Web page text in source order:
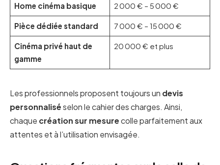
Home cinéma basique 2 000 € – 5 000 €
Pièce dédiée standard 7 000 € – 15 000 €
Cinéma privé haut de
gamme
20 000 € et plus
Les professionnels proposent toujours un devis
personnaliséselon le cahier des charges. Ainsi,
chaque création sur mesurecolle parfaitement aux
attentes et à l’utilisation envisagée.